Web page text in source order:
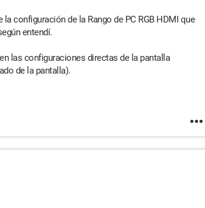
configuración de la Rango de PC RGB HDMI que
entendí.
las configuraciones directas de la pantalla
de la pantalla).